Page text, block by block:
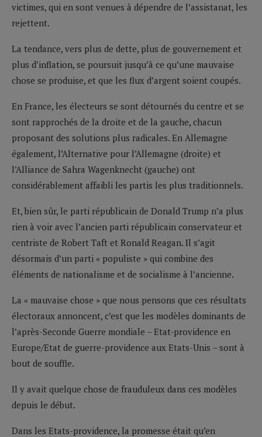
victimes, qui en sont venues à dépendre de l’assistanat, les
rejettent.
La tendance, vers plus de dette, plus de gouvernement et
plus d’inflation, se poursuit jusqu’à ce qu’une mauvaise
chose se produise, et que les flux d’argent soient coupés.
En France, les électeurs se sont détournés du centre et se
sont rapprochés de la droite et de la gauche, chacun
proposant des solutions plus radicales. En Allemagne
également, l’Alternative pour l’Allemagne (droite) et
l’Alliance de Sahra Wagenknecht (gauche) ont
considérablement affaibli les partis les plus traditionnels.
Et, bien sûr, le parti républicain de Donald Trump n’a plus
rien à voir avec l’ancien parti républicain conservateur et
centriste de Robert Taft et Ronald Reagan. Il s’agit
désormais d’un parti « populiste » qui combine des
éléments de nationalisme et de socialisme à l’ancienne.
La « mauvaise chose » que nous pensons que ces résultats
électoraux annoncent, c’est que les modèles dominants de
l’après-Seconde Guerre mondiale – Etat-providence en
Europe/Etat de guerre-providence aux Etats-Unis – sont à
bout de souffle.
Il y avait quelque chose de frauduleux dans ces modèles
depuis le début.
Dans les Etats-providence, la promesse était qu’en